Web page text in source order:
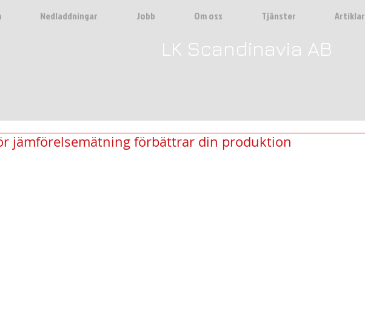
Nedladdningar Jobb Om oss Tjänster Artiklar
LK Scandinavia AB
jämförelsemätning förbättrar din produktion